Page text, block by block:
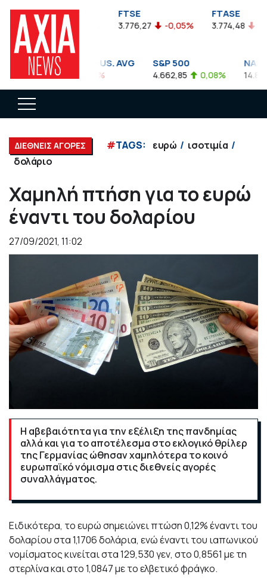
FTSEA
899,47 -0,04%
FTSE
3.776,27 -0,05%
FTASE
3.774,48 -
DOW JONES INDUS. AVG
35.911,81
S&P 500
4.662,85 0,08% 14.893,75
ΔΙΕΘΝΕΙΣ ΑΓΟΡΕΣ #TAGS: ευρώ
ισοτιμία
δολάριο
Χαμηλή πτήση για το ευρώ
έναντι του δολαρίου
27/09/2021, 11:02
Η αβεβαιότητα για την εξέλιξη της πανδημίας
αλλά και για το αποτέλεσμα στο εκλογικό θρίλερ
της Γερμανίας ώθησαν χαμηλότερα το κοινό
ευρωπαϊκό νόμισμα στις διεθνείς αγορές
συναλλάγματος.
Ειδικότερα, το ευρώ σημειώνει πτώση 0,12% έναντι του
δολαρίου στα 1,1706 δολάρια, ενώ έναντι του ιαπωνικού
νομίσματος κινείται στα 129,530 γεν, στο 0,8561 με τη
στερλίνα και στο 1,0847 με το ελβετικό φράγκο.